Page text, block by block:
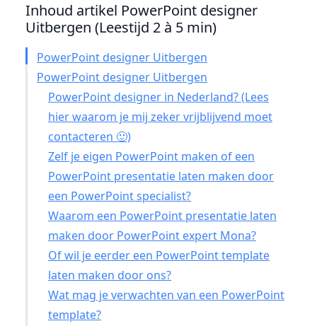
Inhoud artikel PowerPoint designer
Uitbergen (Leestijd 2 à 5 min)
PowerPoint designer Uitbergen
PowerPoint designer Uitbergen
PowerPoint designer in Nederland? (Lees
hier waarom je mij zeker vrijblijvend moet
contacteren 🙂)
Zelf je eigen PowerPoint maken of een
PowerPoint presentatie laten maken door
een PowerPoint specialist?
Waarom een PowerPoint presentatie laten
maken door PowerPoint expert Mona?
Of wil je eerder een PowerPoint template
laten maken door ons?
Wat mag je verwachten van een PowerPoint
template?